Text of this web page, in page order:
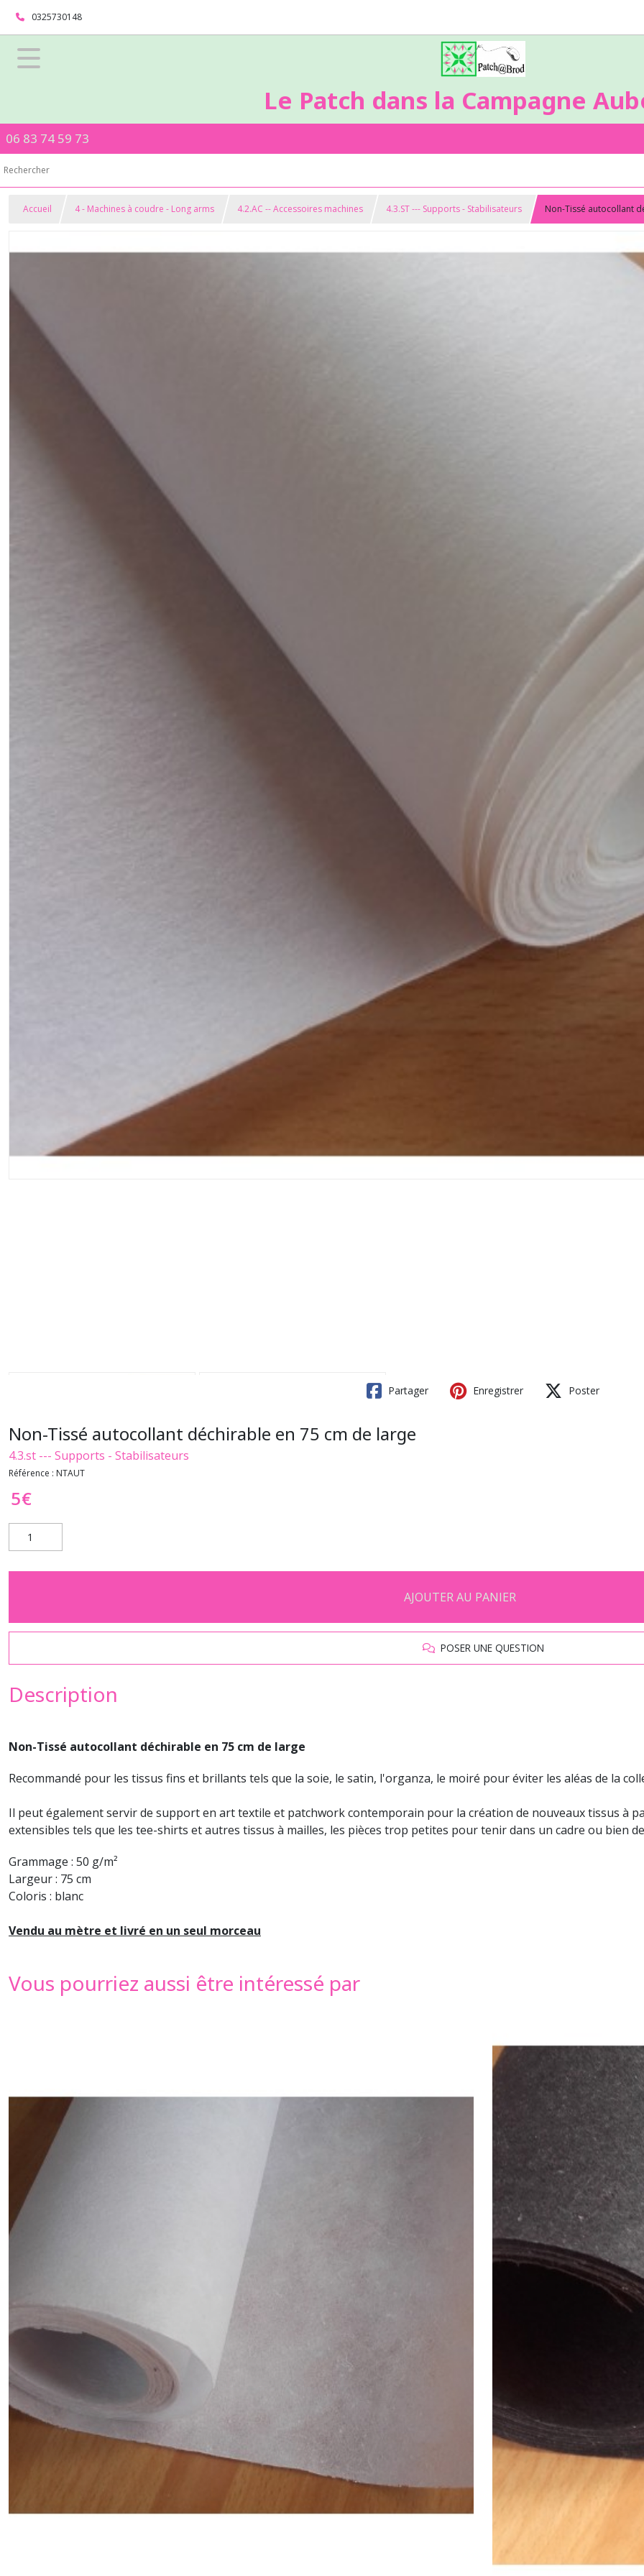
0325730148
Le Patch dans la Campagne
06 83 74 59 73
Accueil 4 - Machines à coudre - Long arms 4.2.AC -- Accessoires machines 4.3.ST --- Supports - Stabilisateurs Non-Tissé autocollant
Partager Enregistrer Poster
Non-Tissé autocollant déchirable en 75 cm de large
4.3.st --- Supports - Stabilisateurs
Référence : NTAUT
5€
AJOUTER AU PANIER
POSER UNE QUESTION
Description
Non-Tissé autocollant déchirable en 75 cm de large
Recommandé pour les tissus fins et brillants tels que la soie, le satin, l'organza, le moiré pour éviter les aléas de la
Il peut également servir de support en art textile et patchwork contemporain pour la création de nouveaux tissus à
extensibles tels que les tee-shirts et autres tissus à mailles, les pièces trop petites pour tenir dans un cadre ou bien
Grammage : 50 g/m²
Largeur : 75 cm
Coloris : blanc
Vendu au mètre et livré en un seul morceau
Vous pourriez aussi être intéressé par